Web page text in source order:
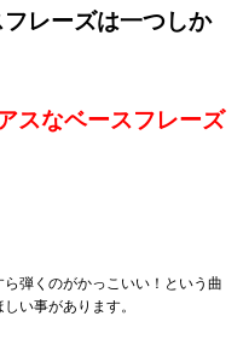
フレーズは一つしか
スなベースフレーズ
弾くのがかっこいい！という曲
い事があります。